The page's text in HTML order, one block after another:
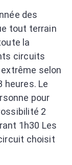
des
tout terrain
la
circuits
selon
heures. Le
pour
2
1h30 Les
choisit